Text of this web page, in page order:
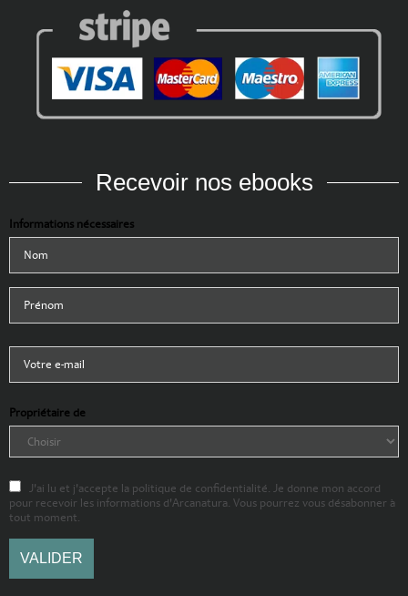
Recevoir nos ebooks
Informations nécessaires
Propriétaire de
J'ai lu et j'accepte la politique de confidentialité. Je donne mon accord
pour recevoir les informations d'Arcanatura. Vous pourrez vous désabonner à
tout moment.